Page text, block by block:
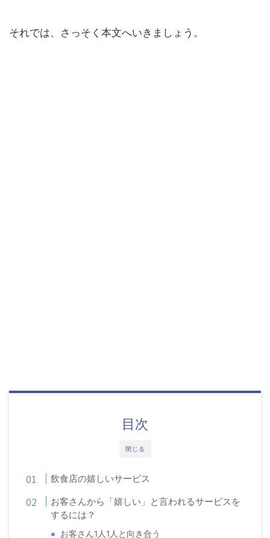
それでは、さっそく本文へいきましょう。
閉じる
目次
飲食店の嬉しいサービス
お客さんから「嬉しい」と言われるサービスを
するには？
お客さん1人1人と向き合う